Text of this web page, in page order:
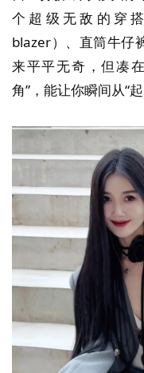
个超级无敌的穿
blazer）、直筒牛仔
来平平无奇，但凑
角”，能让你瞬间从“